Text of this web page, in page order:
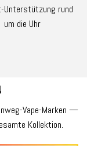
Unterstützung rund
um die Uhr
Vape-Marken —
Kollektion.